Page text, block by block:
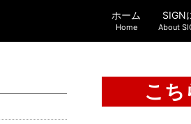
ホーム
Home
SIGN
About
こ